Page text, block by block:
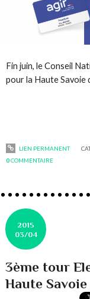
Fin juin, le Conseil
pour la Haute
LIEN PERMANENT
0COMMENTAIRE
2015
03/04
3ème tour
Haute Savoie